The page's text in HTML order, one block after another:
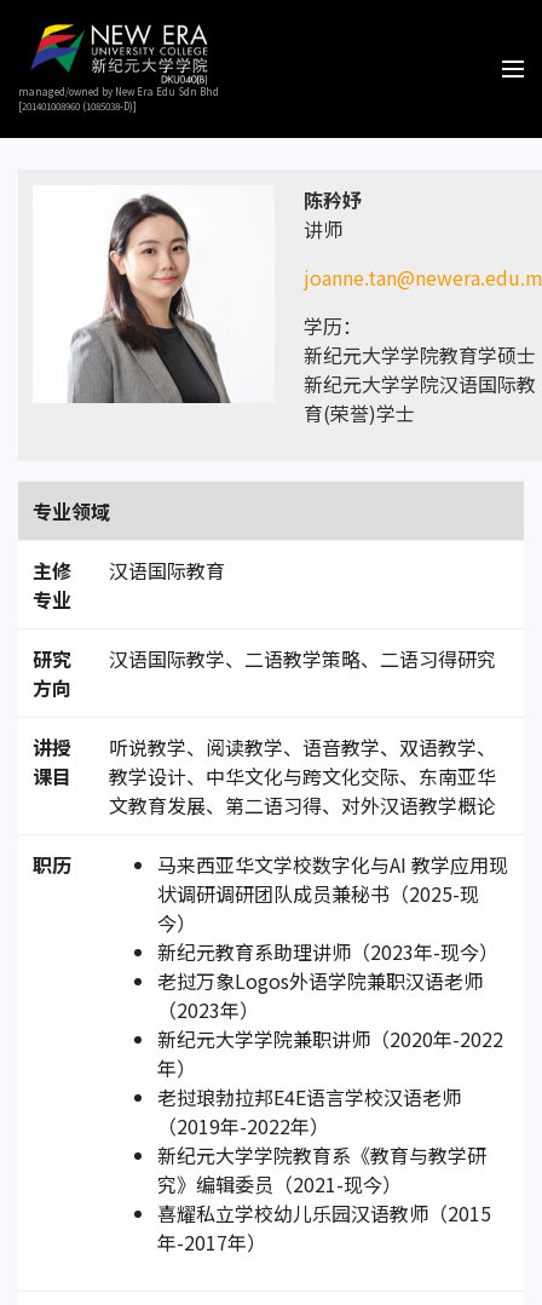
managed/owned by New Era Edu Sdn Bhd
[201401008960 (1085038-D)]
陈矜妤
讲师
学历：
新纪元大学学院教育学硕士
新纪元大学学院汉语国际教
育(荣誉)学士
专业领域
主修
专业
汉语国际教育
研究
方向
汉语国际教学、二语教学策略、二语习得研究
讲授
课目
听说教学、阅读教学、语音教学、双语教学、
教学设计、中华文化与跨文化交际、东南亚华
文教育发展、第二语习得、对外汉语教学概论
职历
马来西亚华文学校数字化与AI 教学应用现
状调研调研团队成员兼秘书（2025-现
今）
新纪元教育系助理讲师（2023年-现今）
老挝万象Logos外语学院兼职汉语老师
（2023年）
新纪元大学学院兼职讲师（2020年-2022
年）
老挝琅勃拉邦E4E语言学校汉语老师
（2019年-2022年）
新纪元大学学院教育系《教育与教学研
究》编辑委员（2021-现今）
喜耀私立学校幼儿乐园汉语教师（2015
年-2017年）